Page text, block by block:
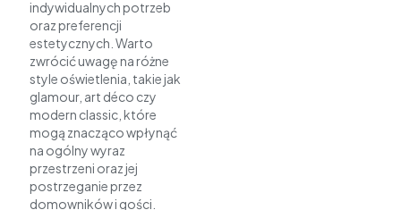
indywidualnych potrzeb
oraz preferencji
estetycznych. Warto
zwrócić uwagę na różne
style oświetlenia, takie jak
glamour, art déco czy
modern classic, które
mogą znacząco wpłynąć
na ogólny wyraz
przestrzeni oraz jej
postrzeganie przez
domowników i gości.